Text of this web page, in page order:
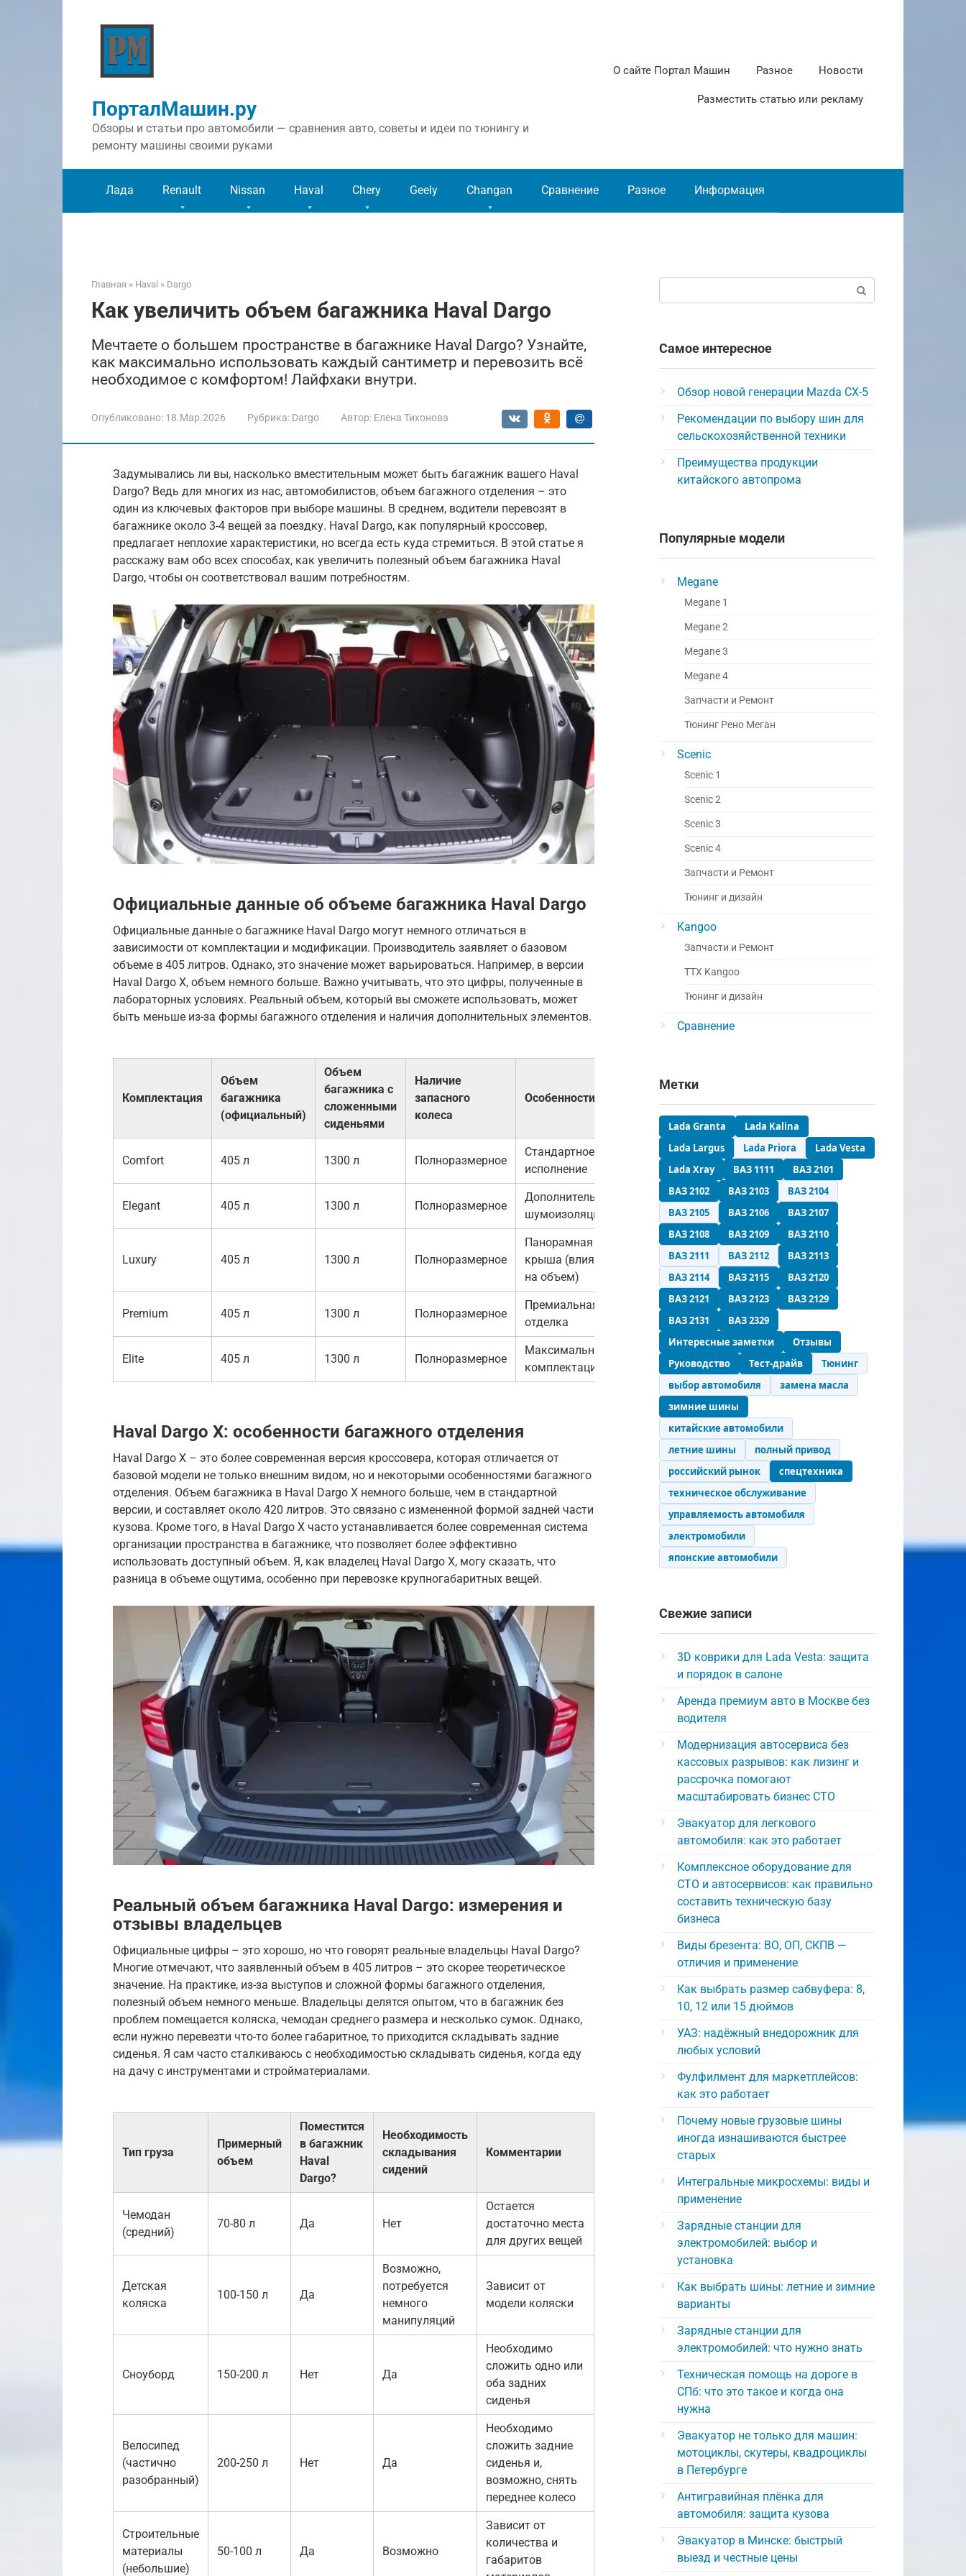
ПорталМашин.ру
Обзоры и статьи про автомобили — сравнения авто, советы и идеи по тюнингу и
ремонту машины своими руками
О сайте Портал Машин Разное Новости
Разместить статью или рекламу
Лада Renault Nissan Haval Chery Geely Changan Сравнение Разное Информация
Главная » Haval » Dargo
Как увеличить объем багажника Haval Dargo
Мечтаете о большем пространстве в багажнике Haval Dargo? Узнайте,
как максимально использовать каждый сантиметр и перевозить всё
необходимое с комфортом! Лайфхаки внутри.
Опубликовано: 18.Мар.2026 Рубрика: Dargo Автор: Елена Тихонова
Задумывались ли вы, насколько вместительным может быть багажник вашего Haval
Dargo? Ведь для многих из нас, автомобилистов, объем багажного отделения – это
один из ключевых факторов при выборе машины. В среднем, водители перевозят в
багажнике около 3-4 вещей за поездку. Haval Dargo, как популярный кроссовер,
предлагает неплохие характеристики, но всегда есть куда стремиться. В этой статье я
расскажу вам обо всех способах, как увеличить полезный объем багажника Haval
Dargo, чтобы он соответствовал вашим потребностям.
Официальные данные об объеме багажника Haval Dargo
Официальные данные о багажнике Haval Dargo могут немного отличаться в
зависимости от комплектации и модификации. Производитель заявляет о базовом
объеме в 405 литров. Однако, это значение может варьироваться. Например, в версии
Haval Dargo X, объем немного больше. Важно учитывать, что это цифры, полученные в
лабораторных условиях. Реальный объем, который вы сможете использовать, может
быть меньше из-за формы багажного отделения и наличия дополнительных элементов.
Комплектация
Объем
багажника
(официальный)
Объем
багажника с
сложенными
сиденьями
Наличие
запасного
колеса
Особенности
Comfort 405 л 1300 л Полноразмерное
Стандартное
исполнение
Elegant 405 л 1300 л Полноразмерное
Дополнительная
шумоизоляция
Luxury 405 л 1300 л Полноразмерное
Панорамная
крыша (влияет
на объем)
Premium 405 л 1300 л Полноразмерное
Премиальная
отделка
Elite 405 л 1300 л Полноразмерное
Максимальная
комплектация
Haval Dargo X: особенности багажного отделения
Haval Dargo X – это более современная версия кроссовера, которая отличается от
базовой модели не только внешним видом, но и некоторыми особенностями багажного
отделения. Объем багажника в Haval Dargo X немного больше, чем в стандартной
версии, и составляет около 420 литров. Это связано с измененной формой задней части
кузова. Кроме того, в Haval Dargo X часто устанавливается более современная система
организации пространства в багажнике, что позволяет более эффективно
использовать доступный объем. Я, как владелец Haval Dargo X, могу сказать, что
разница в объеме ощутима, особенно при перевозке крупногабаритных вещей.
Реальный объем багажника Haval Dargo: измерения и
отзывы владельцев
Официальные цифры – это хорошо, но что говорят реальные владельцы Haval Dargo?
Многие отмечают, что заявленный объем в 405 литров – это скорее теоретическое
значение. На практике, из-за выступов и сложной формы багажного отделения,
полезный объем немного меньше. Владельцы делятся опытом, что в багажник без
проблем помещается коляска, чемодан среднего размера и несколько сумок. Однако,
если нужно перевезти что-то более габаритное, то приходится складывать задние
сиденья. Я сам часто сталкиваюсь с необходимостью складывать сиденья, когда еду
на дачу с инструментами и стройматериалами.
Тип груза
Примерный
объем
Поместится
в багажник
Haval
Dargo?
Необходимость
складывания
сидений
Комментарии
Чемодан
(средний)
70-80 л Да Нет
Остается
достаточно места
для других вещей
Детская
коляска
100-150 л Да
Возможно,
потребуется
немного
манипуляций
Зависит от
модели коляски
Сноуборд 150-200 л Нет Да
Необходимо
сложить одно или
оба задних
сиденья
Велосипед
(частично
разобранный)
200-250 л Нет Да
Необходимо
сложить задние
сиденья и,
возможно, снять
переднее колесо
Строительные
материалы
(небольшие)
50-100 л Да Возможно
Зависит от
количества и
габаритов
Самое интересное
Обзор новой генерации Mazda CX-5
Рекомендации по выбору шин для
сельскохозяйственной техники
Преимущества продукции
китайского автопрома
Популярные модели
Megane
Megane 1
Megane 2
Megane 3
Megane 4
Запчасти и Ремонт
Тюнинг Рено Меган
Scenic
Scenic 1
Scenic 2
Scenic 3
Scenic 4
Запчасти и Ремонт
Тюнинг и дизайн
Kangoo
Запчасти и Ремонт
ТТХ Kangoo
Тюнинг и дизайн
Сравнение
Метки
Lada Granta
Lada Kalina
Lada Largus
Lada Priora
Lada Vesta
Lada Xray
ВАЗ 1111
ВАЗ 2101
ВАЗ 2102
ВАЗ 2103
ВАЗ 2104
ВАЗ 2105
ВАЗ 2106
ВАЗ 2107
ВАЗ 2108
ВАЗ 2109
ВАЗ 2110
ВАЗ 2111
ВАЗ 2112
ВАЗ 2113
ВАЗ 2114
ВАЗ 2115
ВАЗ 2120
ВАЗ 2121
ВАЗ 2123
ВАЗ 2129
ВАЗ 2131
ВАЗ 2329
Интересные заметки
Отзывы
Руководство
Тест-драйв
Тюнинг
выбор автомобиля
замена масла
зимние шины
китайские автомобили
летние шины
полный привод
российский рынок
спецтехника
техническое обслуживание
управляемость автомобиля
электромобили
японские автомобили
Свежие записи
3D коврики для Lada Vesta: защита
и порядок в салоне
Аренда премиум авто в Москве без
водителя
Модернизация автосервиса без
кассовых разрывов: как лизинг и
рассрочка помогают
масштабировать бизнес СТО
Эвакуатор для легкового
автомобиля: как это работает
Комплексное оборудование для
СТО и автосервисов: как правильно
составить техническую базу
бизнеса
Виды брезента: ВО, ОП, СКПВ —
отличия и применение
Как выбрать размер сабвуфера: 8,
10, 12 или 15 дюймов
УАЗ: надёжный внедорожник для
любых условий
Фулфилмент для маркетплейсов:
как это работает
Почему новые грузовые шины
иногда изнашиваются быстрее
старых
Интегральные микросхемы: виды и
применение
Зарядные станции для
электромобилей: выбор и
установка
Как выбрать шины: летние и зимние
варианты
Зарядные станции для
электромобилей: что нужно знать
Техническая помощь на дороге в
СПб: что это такое и когда она
нужна
Эвакуатор не только для машин:
мотоциклы, скутеры, квадроциклы
в Петербурге
Антигравийная плёнка для
автомобиля: защита кузова
Эвакуатор в Минске: быстрый
выезд и честные цены